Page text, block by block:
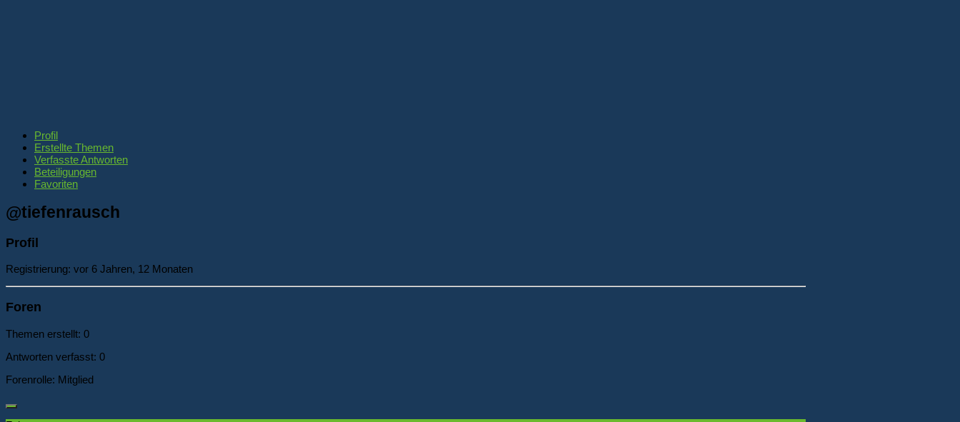
Profil
Erstellte Themen
Verfasste Antworten
Beteiligungen
Favoriten
@tiefenrausch
Profil
Registrierung: vor 6 Jahren, 12 Monaten
Foren
Themen erstellt: 0
Antworten verfasst: 0
Forenrolle: Mitglied